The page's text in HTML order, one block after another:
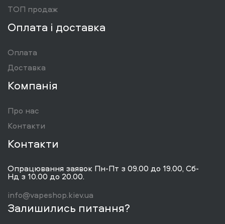
ТОП продаж
Оплата і доставка
Оплата
Доставка
Компанія
Про нас
Контакти
Контакти
Опрацювання заявок Пн-Пт з 09.00 до 19.00, Сб-
Нд з 10.00 до 20.00.
info@vapeshop.kiev.ua
Залишились питання?